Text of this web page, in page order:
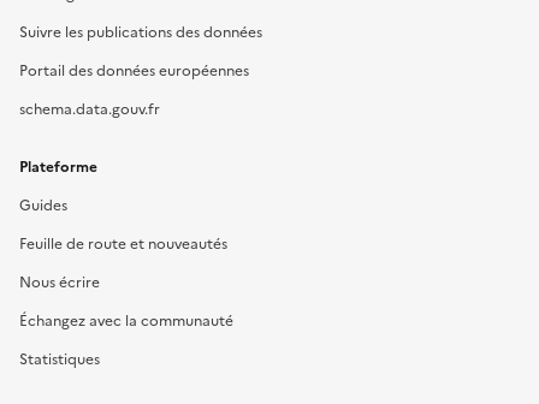
Suivre les publications des données
Portail des données européennes
schema.data.gouv.fr
Plateforme
Guides
Feuille de route et nouveautés
Nous écrire
Échangez avec la communauté
Statistiques